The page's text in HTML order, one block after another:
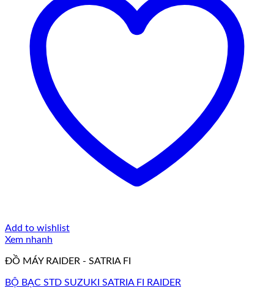
Add to wishlist
Xem nhanh
ĐỒ MÁY RAIDER - SATRIA FI
BỘ BẠC STD SUZUKI SATRIA FI RAIDER